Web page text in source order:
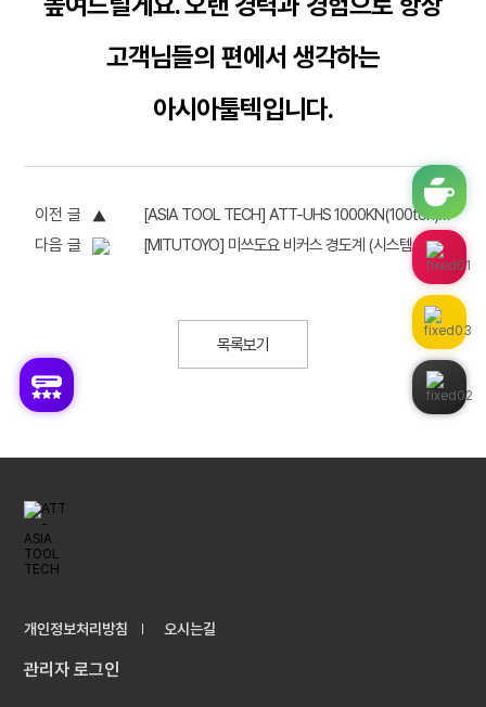
고객님들의 편에서 생각하는
아시아툴텍입니다.
이전 글
[ASIA TOOL TECH] ATT-UHS 1000KN(100ton) 만능 재료 시험기 설치 리뷰
다음 글
[MITUTOYO] 미쓰도요 비커스 경도계 (시스템 D타입 설치 리뷰)
목록보기
개인정보처리방침 오시는길
관리자 로그인